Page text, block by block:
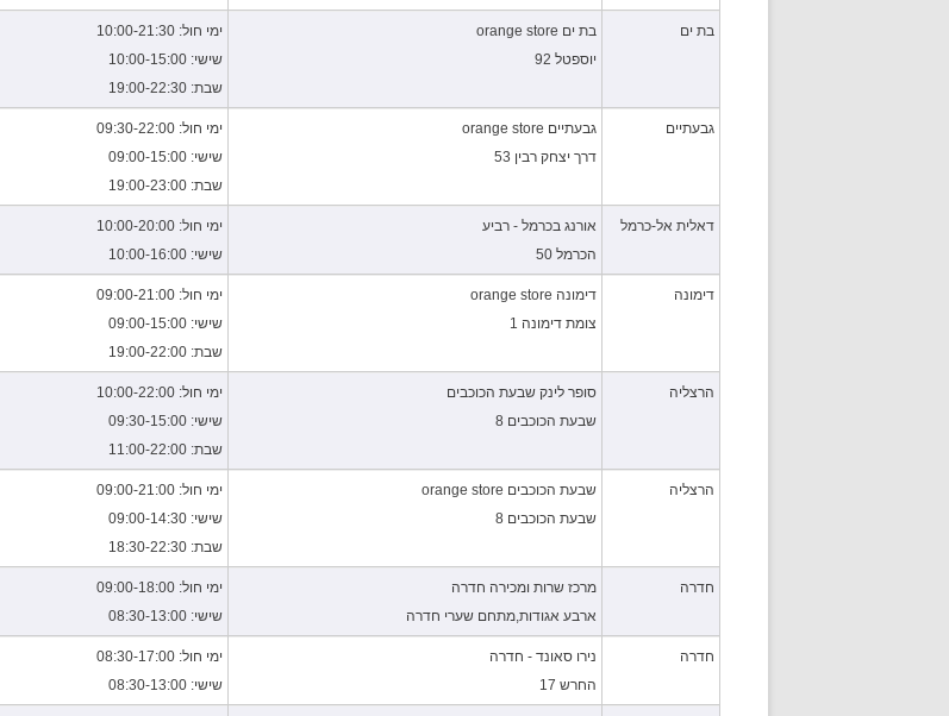
בת ים
בת ים orange store
יוספטל 92
ימי חול: 10:00-21:30
שישי: 10:00-15:00
שבת: 19:00-22:30
גבעתיים
גבעתיים orange store
דרך יצחק רבין 53
ימי חול: 09:30-22:00
שישי: 09:00-15:00
שבת: 19:00-23:00
דאלית אל-כרמל
אורנג בכרמל - רביע
הכרמל 50
ימי חול: 10:00-20:00
שישי: 10:00-16:00
דימונה
דימונה orange store
צומת דימונה 1
ימי חול: 09:00-21:00
שישי: 09:00-15:00
שבת: 19:00-22:00
הרצליה
סופר לינק שבעת הכוכבים
שבעת הכוכבים 8
ימי חול: 10:00-22:00
שישי: 09:30-15:00
שבת: 11:00-22:00
הרצליה
שבעת הכוכבים orange store
שבעת הכוכבים 8
ימי חול: 09:00-21:00
שישי: 09:00-14:30
שבת: 18:30-22:30
חדרה
מרכז שרות ומכירה חדרה
ארבע אגודות,מתחם שערי חדרה
ימי חול: 09:00-18:00
שישי: 08:30-13:00
חדרה
נירו סאונד - חדרה
החרש 17
ימי חול: 08:30-17:00
שישי: 08:30-13:00